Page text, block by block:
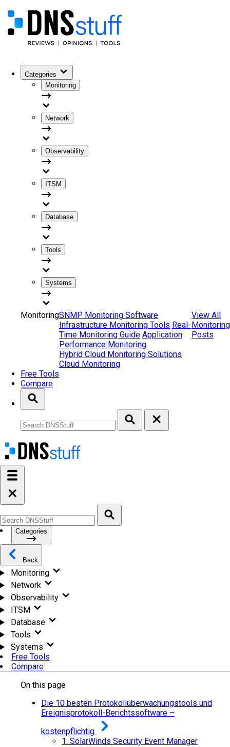
Categories
Monitoring
Network
Observability
ITSM
Database
Tools
Systems
MonitoringSNMP Monitoring Software
Infrastructure Monitoring Tools Real-
Time Monitoring Guide Application
Performance Monitoring
Hybrid Cloud Monitoring Solutions
Cloud Monitoring
View All
Monitoring
Posts
Free Tools
Compare
Categories
Back
Monitoring
Network
Observability
ITSM
Database
Tools
Systems
Free Tools
Compare
On this page
Die 10 besten Protokollüberwachungstools und
Ereignisprotokoll-Berichtssoftware –
kostenpflichtig
1. SolarWinds Security Event Manager